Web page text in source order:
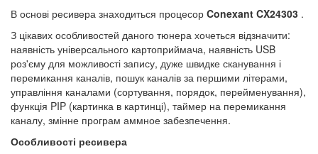
В основі ресивера знаходиться процесор Conexant CX24303 .
З цікавих особливостей даного тюнера хочеться відзначити:
наявність універсального картоприймача, наявність USB
роз'єму для можливості запису, дуже швидке сканування і
перемикання каналів, пошук каналів за першими літерами,
управління каналами (сортування, порядок, перейменування),
функція PIP (картинка в картинці), таймер на перемикання
каналу, змінне програм аммное забезпечення.
Особливості ресивера